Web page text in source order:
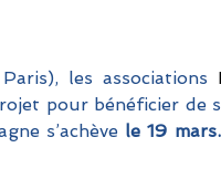
les associations
pour bénéficier de
s’achève le 19 mars.